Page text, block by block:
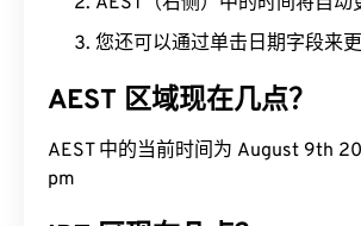
您还可以通过单击日期字段来更
AEST 区域现在几点？
AEST 中的当前时间为 August 9th
pm